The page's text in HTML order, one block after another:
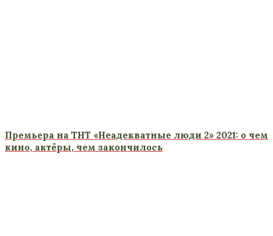
Премьера на ТНТ «Неадекватные люди 2» 2021: о чем
кино, актёры, чем закончилось